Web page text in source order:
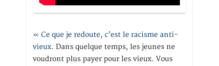
« Ce que je redoute, c’est le racisme anti-
vieux. Dans quelque temps, les jeunes ne
voudront plus payer pour les vieux. Vous